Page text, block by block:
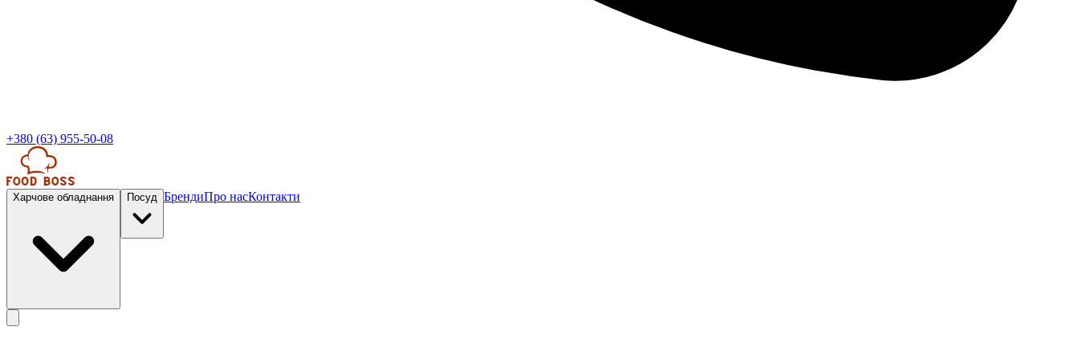
+380 (63) 955-50-08
Харчове обладнання Посуд БрендиПро насКонтакти